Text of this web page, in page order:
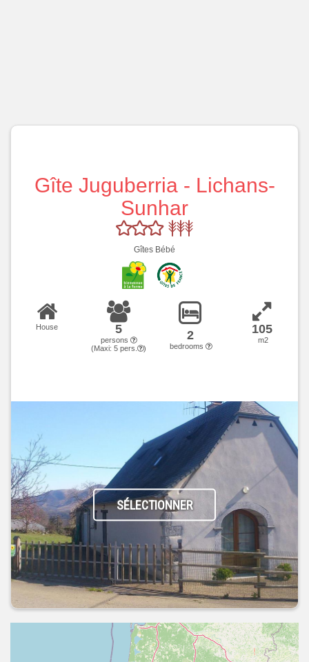
Gîte Juguberria - Lichans-
Sunhar
Gîtes Bébé
House 5
persons
(Maxi: 5 pers. )
2
bedrooms
105
m2
SÉLECTIONNER